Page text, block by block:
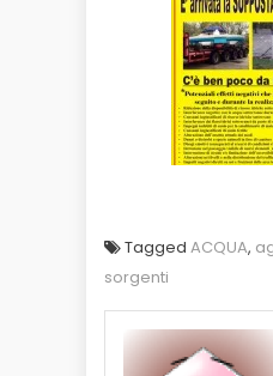
Tagged ACQUA,
sorgenti